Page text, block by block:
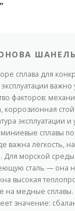
”
ШАНЕЛЬ
сплава для
важно
факторов:
коррозионная
эксплуатации
сплавы
важна лёгкость,
Для морской
сталь — она
высокая
на медные сплавы.
значение: